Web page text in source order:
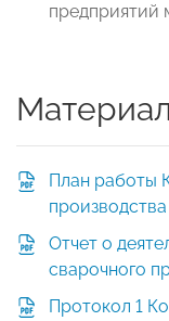
предприятий
План работы
Отчет о
сварочного
Протокол 1